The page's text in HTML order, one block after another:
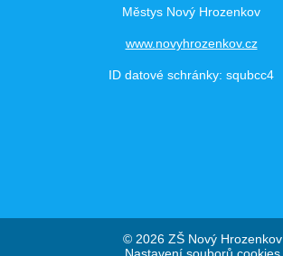
Městys Nový Hrozenkov
www.novyhrozenkov.cz
ID datové schránky: squbcc4
© 2026 ZŠ Nový Hrozenkov